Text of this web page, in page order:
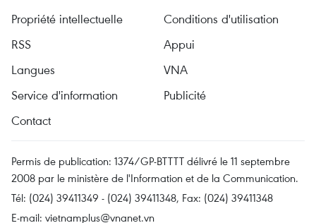
Propriété intellectuelle
Conditions d'utilisation
RSS
Appui
Langues
VNA
Service d'information
Publicité
Contact
Permis de publication: 1374/GP-BTTTT délivré le 11 septembre
2008 par le ministère de l'Information et de la Communication.
Tél: (024) 39411349 - (024) 39411348, Fax: (024) 39411348
E-mail: vietnamplus@vnanet.vn